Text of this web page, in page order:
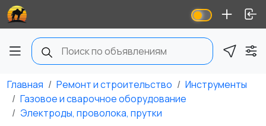
Главная Ремонт и строительство
Инструменты
Газовое и сварочное оборудование
Электроды, проволока, прутки